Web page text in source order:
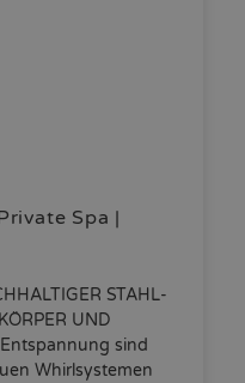
Spa |
STAHL-
UND
sind
Whirlsystemen